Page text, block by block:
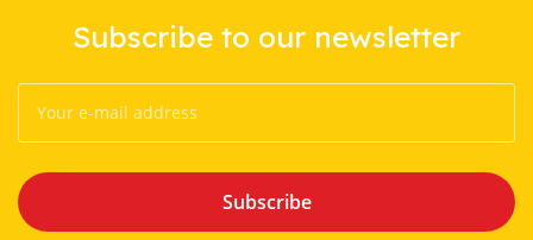
Subscribe to our newsletter
Subscribe